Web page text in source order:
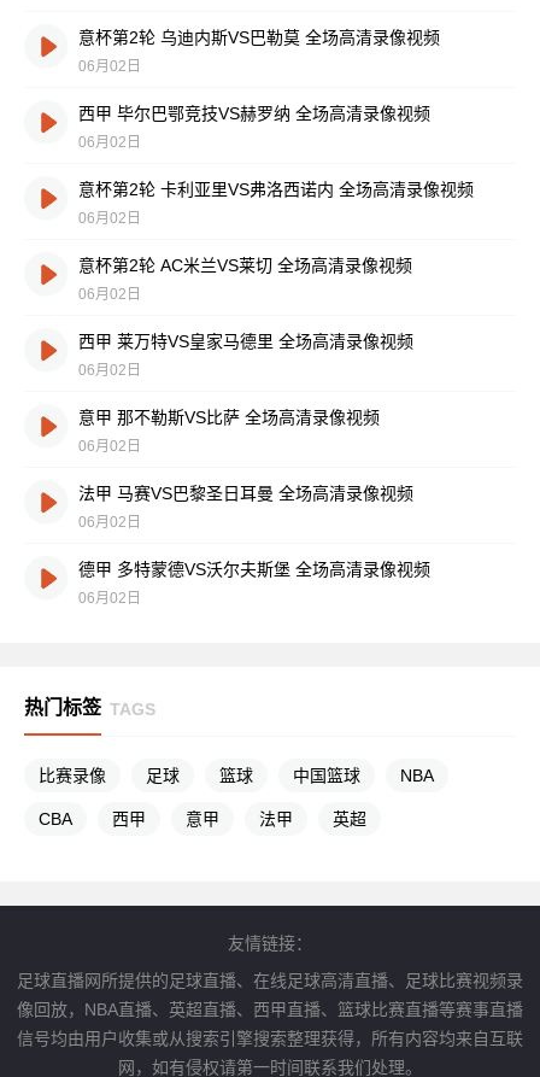
意杯第2轮 乌迪内斯VS巴勒莫 全场高清录像视频
06月02日
西甲 毕尔巴鄂竞技VS赫罗纳 全场高清录像视频
06月02日
意杯第2轮 卡利亚里VS弗洛西诺内 全场高清录像视频
06月02日
意杯第2轮 AC米兰VS莱切 全场高清录像视频
06月02日
西甲 莱万特VS皇家马德里 全场高清录像视频
06月02日
意甲 那不勒斯VS比萨 全场高清录像视频
06月02日
法甲 马赛VS巴黎圣日耳曼 全场高清录像视频
06月02日
德甲 多特蒙德VS沃尔夫斯堡 全场高清录像视频
06月02日
热门标签 TAGS
比赛录像 足球 篮球 中国篮球 NBA
CBA 西甲 意甲 法甲 英超
友情链接：
足球直播网所提供的足球直播、在线足球高清直播、足球比赛视频录
像回放，NBA直播、英超直播、西甲直播、篮球比赛直播等赛事直播
信号均由用户收集或从搜索引擎搜索整理获得，所有内容均来自互联
网，如有侵权请第一时间联系我们处理。